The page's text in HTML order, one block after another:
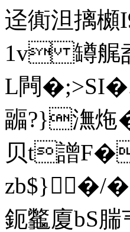
迳衠泹摛櫇
1v 罇艉
L闁
疈?}潕
贝t譄F�
zb$}�/
鈪龞廈bS